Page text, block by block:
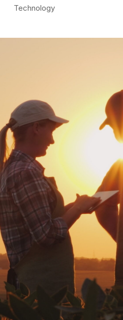
Technology